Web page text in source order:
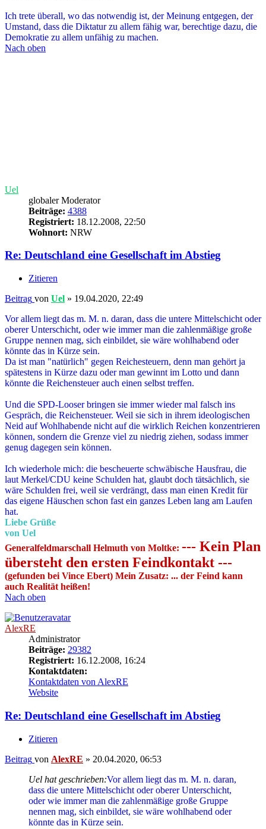
Ich trete überall, wo das notwendig ist, der Meinung entgegen, der
Umstand, dass die Diktatur zu allem fähig war, berechtige dazu, die
Demokratie zu allem unfähig zu machen.
Nach oben
Uel
globaler Moderator
Beiträge: 4388
Registriert: 18.12.2008, 22:50
Wohnort: NRW
Re: Deutschland eine Gesellschaft im Abstieg
Zitieren
Beitrag von Uel » 19.04.2020, 22:49
Vor allem liegt das m. M. n. daran, dass die untere Mittelschicht oder
oberer Unterschicht, oder wie immer man die zahlenmäßige große
Gruppe nennen mag, sich einbildet, sie wäre wohlhabend oder
könnte das in Kürze sein.
Da ist man "natürlich" gegen Reichesteuern, denn man gehört ja
spätestens in Kürze dazu oder man gewinnt im Lotto und dann
könnte die Reichensteuer auch einen selbst treffen.
Und die SPD-Looser bringen sie immer wieder mal falsch ins
Gespräch, die Reichensteuer. Weil sie sich in ihrem ideologischen
Neid auf Wohlhabende nicht auf die wirklich Reichen konzentrieren
können, sondern die Grenze viel zu niedrig ziehen, sodass immer
genug dagegen sein können.
Ich wiederhole mich: die bescheuerte schwäbische Hausfrau, die
laut Merkel/CDU keine Schulden hat, glaubt doch tätsächlich, sie
wäre Schulden frei, weil sie verdrängt, dass man einen Kredit für
das eigene Häuschen schon fast ein ganzes Leben lang am Laufen
hat.
Liebe Grüße
von Uel
Generalfeldmarschall Helmuth von Moltke: --- Kein Plan
übersteht den ersten Feindkontakt ---
(gefunden bei Vince Ebert) Mein Zusatz: ... der Feind kann
auch Realität heißen!
Nach oben
AlexRE
Administrator
Beiträge: 29382
Registriert: 16.12.2008, 16:24
Kontaktdaten:
Kontaktdaten von AlexRE
Website
Re: Deutschland eine Gesellschaft im Abstieg
Zitieren
Beitrag von AlexRE » 20.04.2020, 06:53
Uel hat geschrieben:Vor allem liegt das m. M. n. daran,
dass die untere Mittelschicht oder oberer Unterschicht,
oder wie immer man die zahlenmäßige große Gruppe
nennen mag, sich einbildet, sie wäre wohlhabend oder
könnte das in Kürze sein.